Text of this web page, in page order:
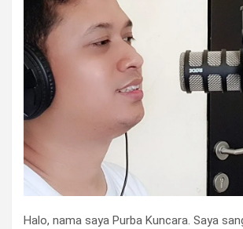
Halo, nama saya Purba Kuncara. Saya